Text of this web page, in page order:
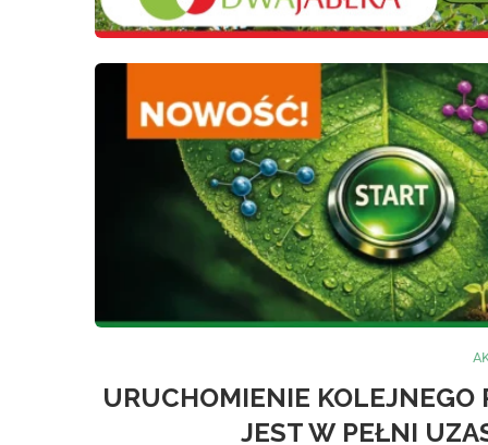
URUCHOMIENIE KOLEJNEGO
JEST W PEŁNI